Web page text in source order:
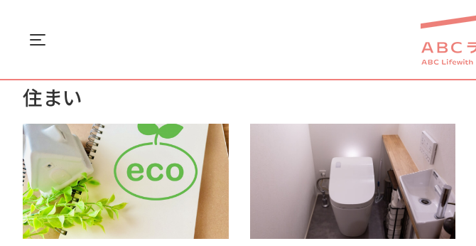
Menu
住まい
【2026年版】住宅省エネ補助金の種類と申請
の流れ｜2025年からの変更点も紹介
トイレ交換は自分でできる？失敗リスクとプ
ロに依頼すべきケースを解説